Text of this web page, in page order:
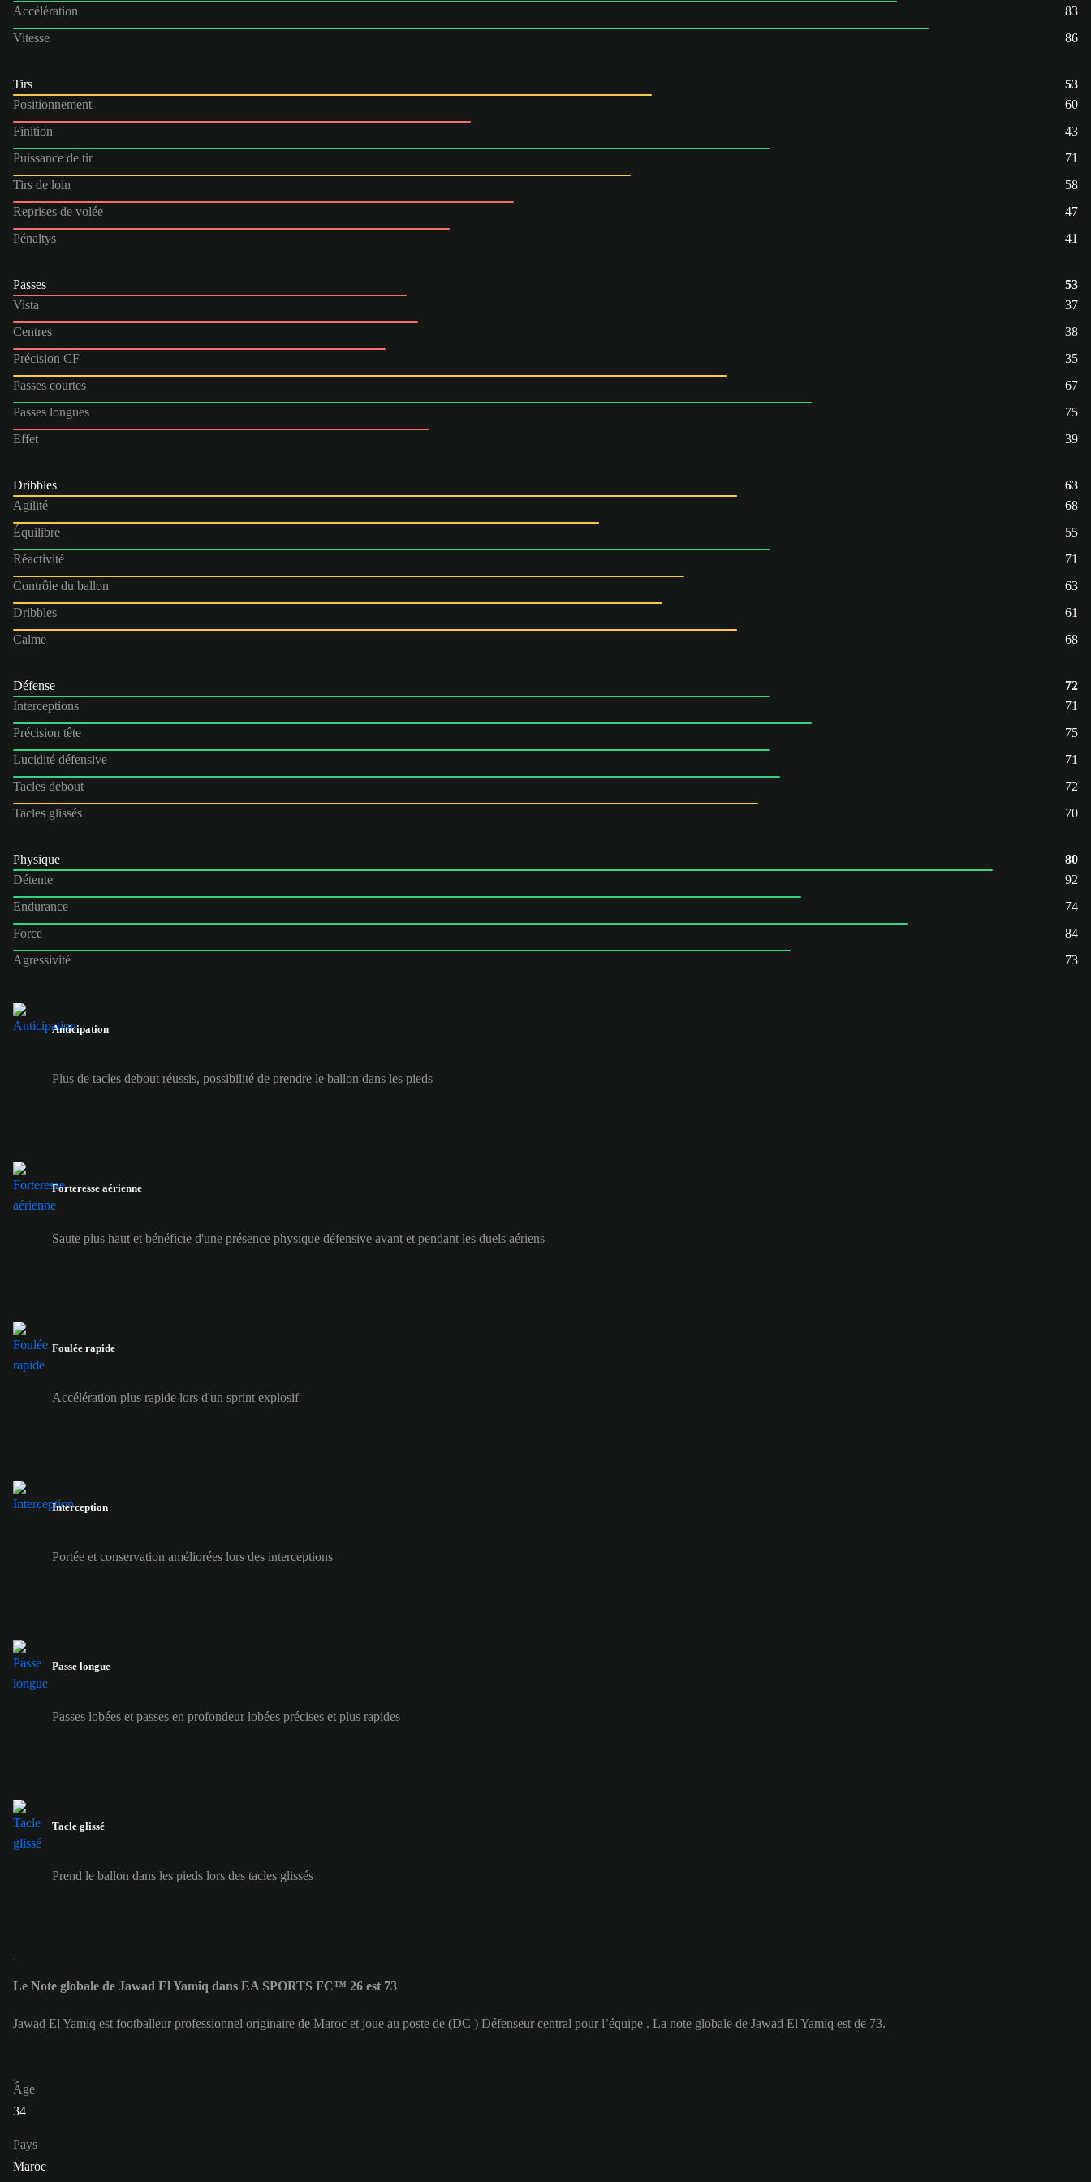
Accélération
83
Vitesse
86
Tirs
53
Positionnement
60
Finition
43
Puissance de tir
71
Tirs de loin
58
Reprises de volée
47
Pénaltys
41
Passes
53
Vista
37
Centres
38
Précision CF
35
Passes courtes
67
Passes longues
75
Effet
39
Dribbles
63
Agilité
68
Équilibre
55
Réactivité
71
Contrôle du ballon
63
Dribbles
61
Calme
68
Défense
72
Interceptions
71
Précision tête
75
Lucidité défensive
71
Tacles debout
72
Tacles glissés
70
Physique
80
Détente
92
Endurance
74
Force
84
Agressivité
73
Anticipation
Plus de tacles debout réussis, possibilité de prendre le ballon dans les pieds
Forteresse aérienne
Saute plus haut et bénéficie d'une présence physique défensive avant et pendant les duels aériens
Foulée rapide
Accélération plus rapide lors d'un sprint explosif
Interception
Portée et conservation améliorées lors des interceptions
Passe longue
Passes lobées et passes en profondeur lobées précises et plus rapides
Tacle glissé
Prend le ballon dans les pieds lors des tacles glissés
Le Note globale de Jawad El Yamiq dans EA SPORTS FC™ 26 est 73
Jawad El Yamiq est footballeur professionnel originaire de Maroc et joue au poste de (DC ) Défenseur central pour l’équipe . La note globale de Jawad El Yamiq est de 73.
Âge
34
Pays
Maroc